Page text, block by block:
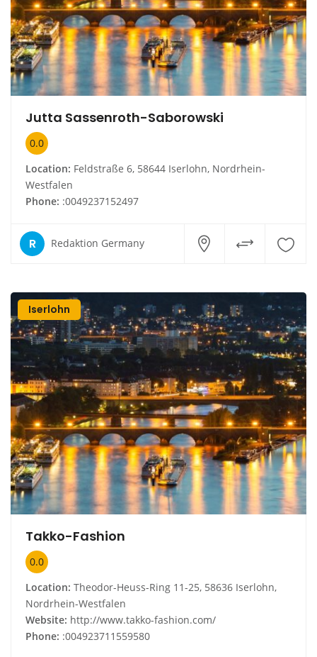
Jutta Sassenroth-Saborowski
0.0
Location: Feldstraße 6, 58644 Iserlohn, Nordrhein-
Westfalen
Phone: :0049237152497
R Redaktion Germany
Iserlohn
Takko-Fashion
0.0
Location: Theodor-Heuss-Ring 11-25, 58636 Iserlohn,
Nordrhein-Westfalen
Website: http://www.takko-fashion.com/
Phone: :004923711559580